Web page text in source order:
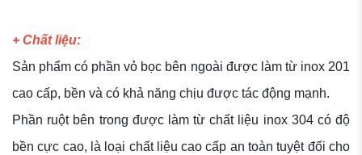
+ Chất liệu:
Sản phẩm có phần vỏ bọc bên ngoài được làm từ inox 201
cao cấp, bền và có khả năng chịu được tác động mạnh.
Phần ruột bên trong được làm từ chất liệu inox 304 có độ
bền cực cao, là loại chất liệu cao cấp an toàn tuyệt đối cho